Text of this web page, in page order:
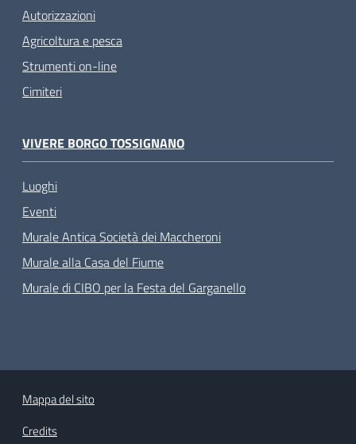
Autorizzazioni
Agricoltura e pesca
Strumenti on-line
Cimiteri
VIVERE BORGO TOSSIGNANO
Luoghi
Eventi
Murale Antica Società dei Maccheroni
Murale alla Casa del Fiume
Murale di CIBO per la Festa del Garganello
Mappa del sito
Credits